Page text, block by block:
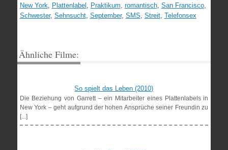
New York, Plattenlabel , Praktikum, romantisch, San Francisco,
Schwester, Sehnsucht, September, SMS, Streit, Telefonsex
Ähnliche Filme:
So spielt das Leben (2010)
Die Beziehung von Garrett – ein Mitarbeiter eines Plattenlabels in
New York – geht aufgrund der hohen Ansprüche seiner Freundin zu
[...]